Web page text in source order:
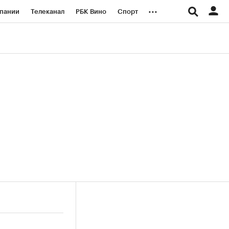
Телеканал РБК Вино Спорт ...